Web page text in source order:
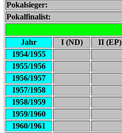
Pokalsieger:
Pokalfinalist:
Jahr I (ND) II (EP)
1954/1955
1955/1956
1956/1957
1957/1958
1958/1959
1959/1960
1960/1961